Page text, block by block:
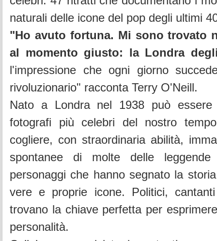
naturali delle icone del pop degli ultimi
"Ho avuto fortuna. Mi sono trovato
al momento giusto: la Londra
l'impressione che ogni giorno
rivoluzionario" racconta Terry O'Neill.
Nato a Londra nel 1938 può
fotografi più celebri del nostro
cogliere, con straordinaria abilità,
spontanee di molte delle leggende
personaggi che hanno segnato la
vere e proprie icone. Politici,
trovano la chiave perfetta per
personalità.